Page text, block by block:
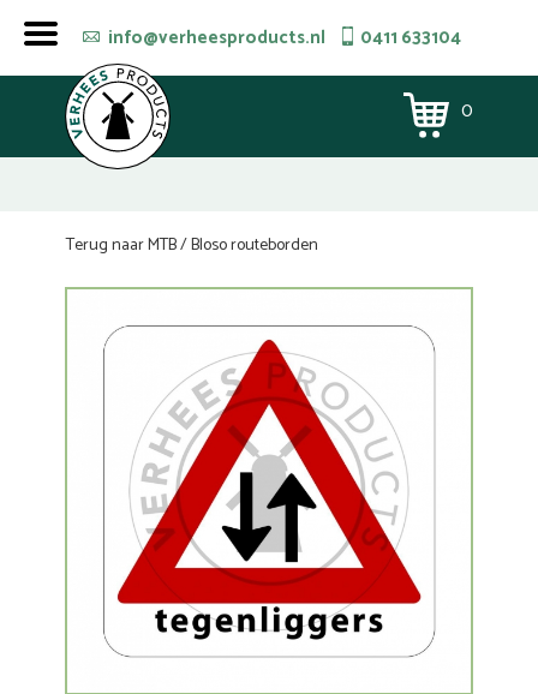
info@verheesproducts.nl 0411 633104
0
Terug naar MTB / Bloso routeborden